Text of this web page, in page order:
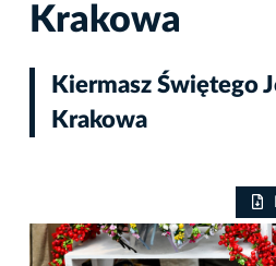
Krakowa
Kiermasz Świętego
Krakowa